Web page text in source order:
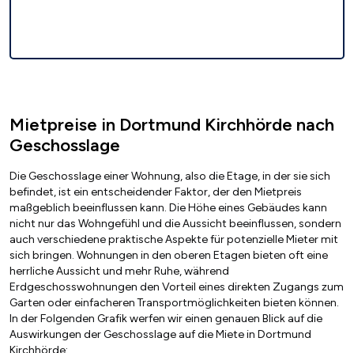
Mietpreise in Dortmund Kirchhörde nach
Geschosslage
Die Geschosslage einer Wohnung, also die Etage, in der sie sich
befindet, ist ein entscheidender Faktor, der den Mietpreis
maßgeblich beeinflussen kann. Die Höhe eines Gebäudes kann
nicht nur das Wohngefühl und die Aussicht beeinflussen, sondern
auch verschiedene praktische Aspekte für potenzielle Mieter mit
sich bringen. Wohnungen in den oberen Etagen bieten oft eine
herrliche Aussicht und mehr Ruhe, während
Erdgeschosswohnungen den Vorteil eines direkten Zugangs zum
Garten oder einfacheren Transportmöglichkeiten bieten können.
In der Folgenden Grafik werfen wir einen genauen Blick auf die
Auswirkungen der Geschosslage auf die Miete in Dortmund